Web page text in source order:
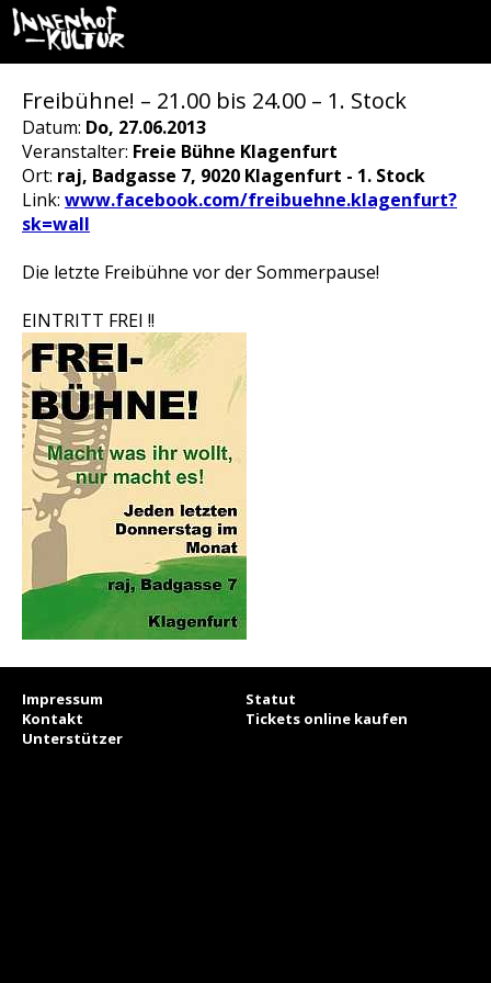
Freibühne! – 21.00 bis 24.00 – 1. Stock
Datum: Do, 27.06.2013
Veranstalter: Freie Bühne Klagenfurt
Ort: raj, Badgasse 7, 9020 Klagenfurt - 1. Stock
Link: www.facebook.com/freibuehne.klagenfurt?
sk=wall
Die letzte Freibühne vor der Sommerpause!
EINTRITT FREI !!
Impressum
Statut
Kontakt
Tickets online kaufen
Unterstützer